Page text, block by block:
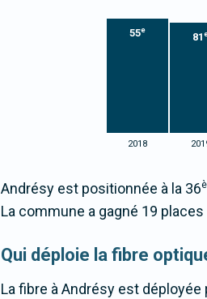
55e
81
2018
Andrésy est positionnée à la 36
La commune a gagné 19
Qui déploie la fibre
La fibre à Andrésy est déployée